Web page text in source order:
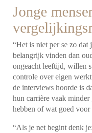
Jonge
“Het is niet per se zo
belangrijk vinden dan
ongeacht leeftijd, willen
controle over eigen
de interviews hoorde is
hun carrière vaak minder
hebben of wat goed voor
“Als je net begint denk